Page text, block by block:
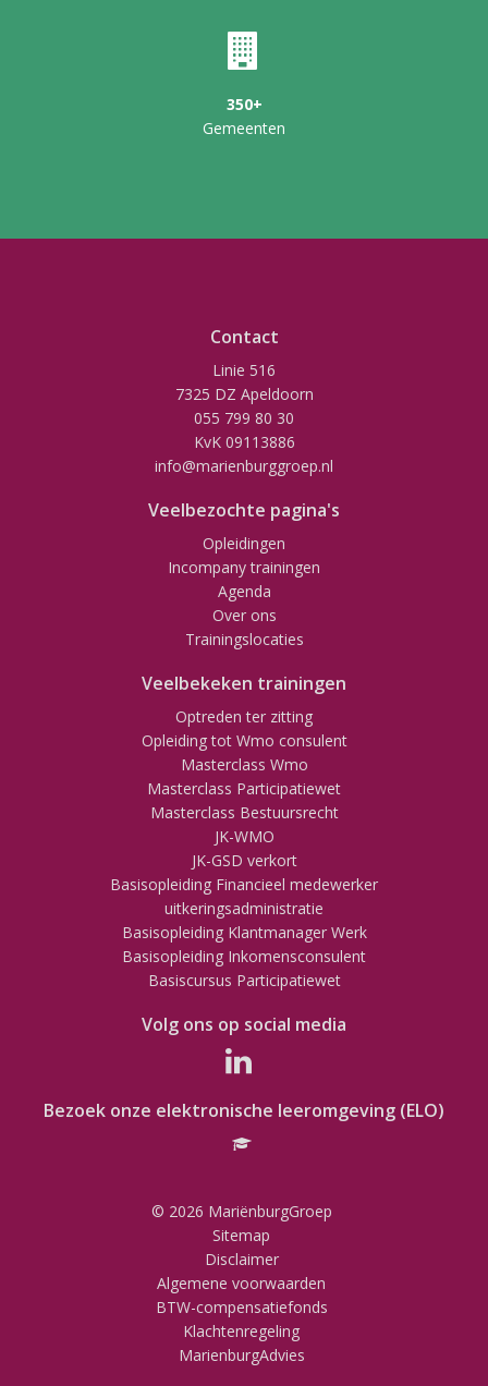
350+
Gemeenten
Contact
Linie 516
7325 DZ Apeldoorn
055 799 80 30
KvK 09113886
info@marienburggroep.nl
Veelbezochte pagina's
Opleidingen
Incompany trainingen
Agenda
Over ons
Trainingslocaties
Veelbekeken trainingen
Optreden ter zitting
Opleiding tot Wmo consulent
Masterclass Wmo
Masterclass Participatiewet
Masterclass Bestuursrecht
JK-WMO
JK-GSD verkort
Basisopleiding Financieel medewerker
uitkeringsadministratie
Basisopleiding Klantmanager Werk
Basisopleiding Inkomensconsulent
Basiscursus Participatiewet
Volg ons op social media
Bezoek onze elektronische leeromgeving (ELO)
© 2026 MariënburgGroep
Sitemap
Disclaimer
Algemene voorwaarden
BTW-compensatiefonds
Klachtenregeling
MarienburgAdvies